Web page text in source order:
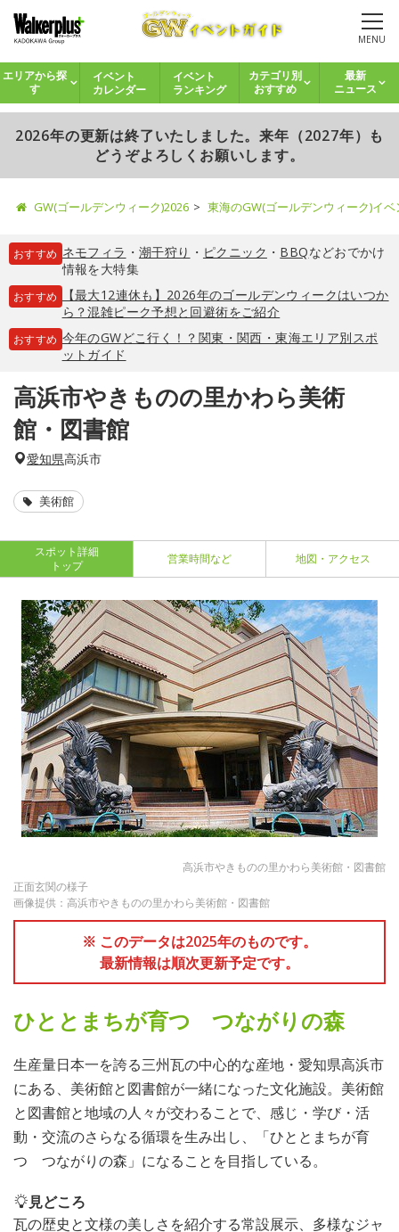
MENU
エリアから探
す
イベント
カレンダー
イベント
ランキング
カテゴリ別
おすすめ
最新
ニュース
2026年の更新は終了いたしました。来年（2027年）も
どうぞよろしくお願いします。
GW(ゴールデンウィーク)2026 東海のGW(ゴールデンウィーク)イ
おすすめ ネモフィラ ・ 潮干狩り ・ ピクニック ・ BBQなどおでかけ
情報を大特集
おすすめ
【最大12連休も】2026年のゴールデンウィークはいつか
ら？混雑ピーク予想と回避術をご紹介
おすすめ 今年のGWどこ行く！？関東・関西・東海エリア別スポ
ットガイド
高浜市やきものの里かわら美術
館・図書館
愛知県高浜市
美術館
スポット詳細
トップ
営業時間など 地図・アクセス
高浜市やきものの里かわら美術館・図書館
正面玄関の様子
画像提供：高浜市やきものの里かわら美術館・図書館
※ このデータは2025年のものです。
最新情報は順次更新予定です。
ひととまちが育つ つながりの森
生産量日本一を誇る三州瓦の中心的な産地・愛知県高浜市
にある、美術館と図書館が一緒になった文化施設。美術館
と図書館と地域の人々が交わることで、感じ・学び・活
動・交流のさらなる循環を生み出し、「ひととまちが育
つ つながりの森」になることを目指している。
見どころ
瓦の歴史と文様の美しさを紹介する常設展示、多様なジャ